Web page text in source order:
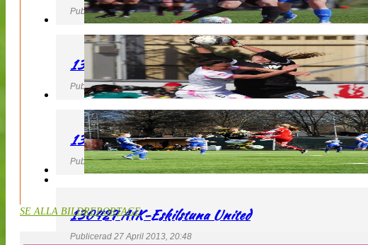
Publicerad 27 April 2013, 22:40
130427 IF Limhamn Bunkeflo – QBIK
Publicerad 27 April 2013, 21:10
130427 LdB FC Malmö – Mallbackens IF
Publicerad 27 April 2013, 20:54
130427 AIK-Eskilstuna United
Publicerad 27 April 2013, 20:48
SE ALLA BILDREPORTAGE